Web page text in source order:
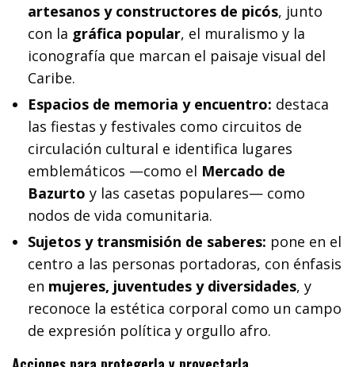
artesanos y constructores de picós, junto
con la gráfica popular, el muralismo y la
iconografía que marcan el paisaje visual del
Caribe.
Espacios de memoria y encuentro: destaca
las fiestas y festivales como circuitos de
circulación cultural e identifica lugares
emblemáticos —como el Mercado de
Bazurto y las casetas populares— como
nodos de vida comunitaria.
Sujetos y transmisión de saberes: pone en el
centro a las personas portadoras, con énfasis
en mujeres, juventudes y diversidades, y
reconoce la estética corporal como un campo
de expresión política y orgullo afro.